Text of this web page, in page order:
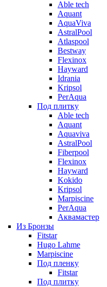
Able tech
Aquant
AquaViva
AstralPool
Atlaspool
Bestway
Flexinox
Hayward
Idrania
Kripsol
PerAqua
Под плитку
Able tech
Aquant
Aquaviva
AstralPool
Fiberpool
Flexinox
Hayward
Kokido
Kripsol
Marpiscine
PerAqua
Аквамастер
Из Бронзы
Fitstar
Hugo Lahme
Marpiscine
Под пленку
Fitstar
Под плитку